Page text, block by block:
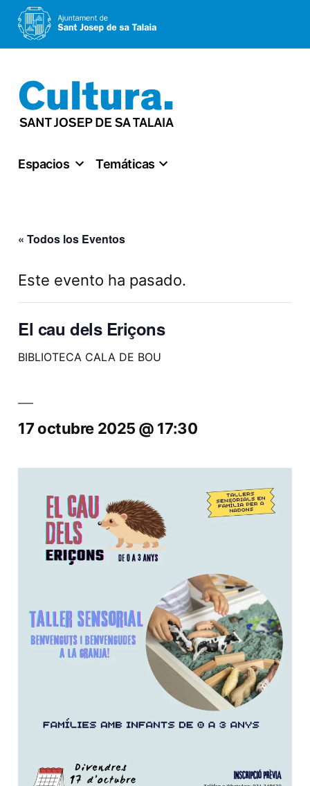
al
contenido
Espacios Temáticas
« Todos los Eventos
Este evento ha pasado.
El cau dels Eriçons
BIBLIOTECA CALA DE BOU
17 octubre 2025 @ 17:30